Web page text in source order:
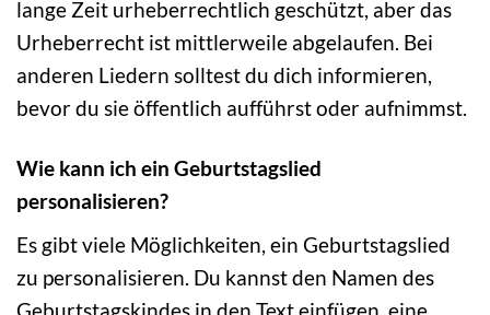
lange Zeit urheberrechtlich geschützt, aber das
Urheberrecht ist mittlerweile abgelaufen. Bei
anderen Liedern solltest du dich informieren,
bevor du sie öffentlich aufführst oder aufnimmst.
Wie kann ich ein Geburtstagslied
personalisieren?
Es gibt viele Möglichkeiten, ein Geburtstagslied
zu personalisieren. Du kannst den Namen des
Geburtstagskindes in den Text einfügen, eine